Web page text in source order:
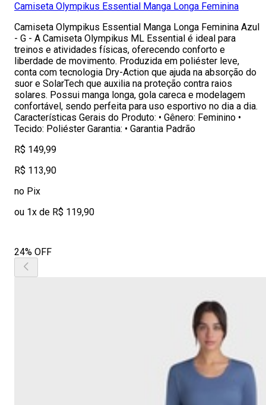
Camiseta Olympikus Essential Manga Longa Feminina
Camiseta Olympikus Essential Manga Longa Feminina Azul
- G - A Camiseta Olympikus ML Essential é ideal para
treinos e atividades físicas, oferecendo conforto e
liberdade de movimento. Produzida em poliéster leve,
conta com tecnologia Dry-Action que ajuda na absorção do
suor e SolarTech que auxilia na proteção contra raios
solares. Possui manga longa, gola careca e modelagem
confortável, sendo perfeita para uso esportivo no dia a dia.
Características Gerais do Produto: • Gênero: Feminino •
Tecido: Poliéster Garantia: • Garantia Padrão
R$ 149,99
R$ 113,90
no Pix
ou 1x de R$ 119,90
24% OFF